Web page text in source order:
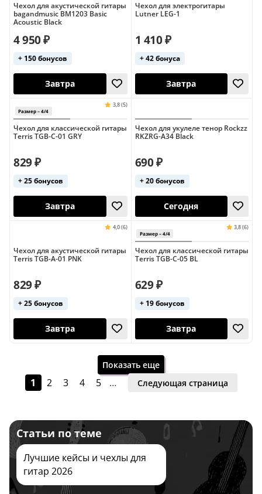
Россия
5,0 (1)
Россия
Хит продаж
Россия
Завтра Сегодня
Завтра Завтра
Чехол для акустической гитары
bagandmusic BM1203 Basic
Acoustic Black
4 950 ₽
+ 150 бонусов
Завтра
Чехол для электрогитары
Lutner LEG-1
1 410 ₽
+ 42 бонуса
Завтра
Чехол для классической гитары
Terris TGB-C-01 GRY
829 ₽
+ 25 бонусов
Чехол для укулеле тенор Rockzz
RKZRG-A34 Black
690 ₽
+ 20 бонусов
Сегодня
Чехол для акустической гитары
Terris TGB-A-01 PNK
829 ₽
+ 25 бонусов
Чехол для классической гитары
Terris TGB-C-05 BL
629 ₽
+ 19 бонусов
Показать еще
1 2 3 4 5 … Следующая страница
Статьи по теме
Лучшие кейсы и чехлы для
гитар 2026